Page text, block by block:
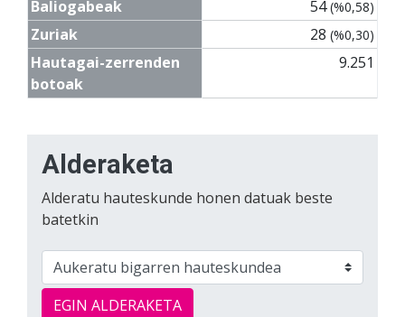
Baliogabeak
54(%0,58)
Zuriak 28 (%0,30)
Hautagai-zerrenden
botoak
9.251
Alderaketa
Alderatu hauteskunde honen datuak beste
batetkin
EGIN ALDERAKETA